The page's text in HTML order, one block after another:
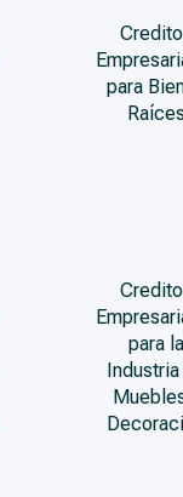
para
para la